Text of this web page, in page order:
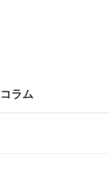
コラム